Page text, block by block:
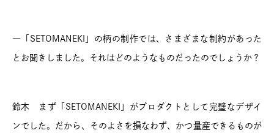
―「SETOMANEKI」の柄の制作では、さまざまな制約があった
とお聞きしました。それはどのようなものだったのでしょうか？
鈴木 まず「SETOMANEKI」がプロダクトとして完璧なデザイ
ンでした。だから、そのよさを損なわず、かつ量産できるものが